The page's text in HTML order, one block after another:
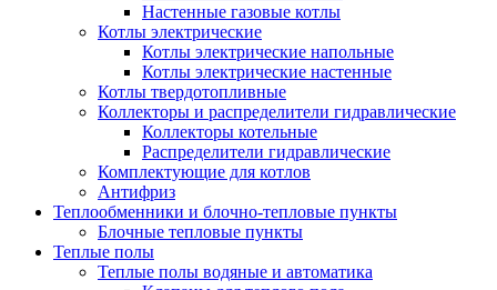
Настенные газовые котлы
Котлы электрические
Котлы электрические напольные
Котлы электрические настенные
Котлы твердотопливные
Коллекторы и распределители гидравлические
Коллекторы котельные
Распределители гидравлические
Комплектующие для котлов
Антифриз
Теплообменники и блочно-тепловые пункты
Блочные тепловые пункты
Теплые полы
Теплые полы водяные и автоматика